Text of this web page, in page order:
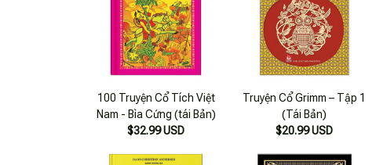
100 Truyện Cổ Tích Việt
Nam - Bìa Cứng (tái Bản)
$32.99 USD
Truyện Cổ Grimm – Tập 1
(Tái Bản)
$20.99 USD